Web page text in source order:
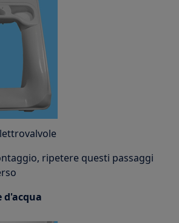
ripetere questi passaggi
d'acqua